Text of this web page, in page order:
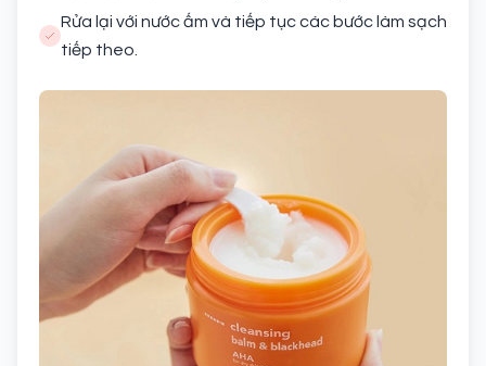
Rửa lại với nước ấm và tiếp tục các bước làm sạch
tiếp theo.